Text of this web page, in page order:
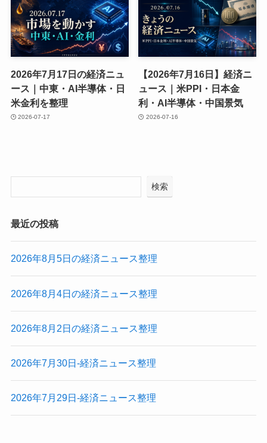
2026年7月17日の経済ニュ
ース｜中東・AI半導体・日
米金利を整理
2026-07-17
【2026年7月16日】経済ニ
ュース｜米PPI・日本金
利・AI半導体・中国景気
2026-07-16
検索
最近の投稿
2026年8月5日の経済ニュース整理
2026年8月4日の経済ニュース整理
2026年8月2日の経済ニュース整理
2026年7月30日-経済ニュース整理
2026年7月29日-経済ニュース整理